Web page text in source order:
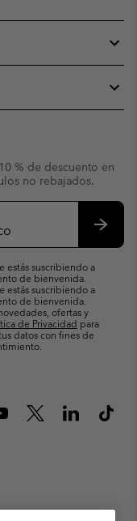
% de descuento en
no rebajados.
estás suscribiendo a
de bienvenida.
estás suscribiendo a
de bienvenida.
ofertas y
de Privacidad para
datos con fines de